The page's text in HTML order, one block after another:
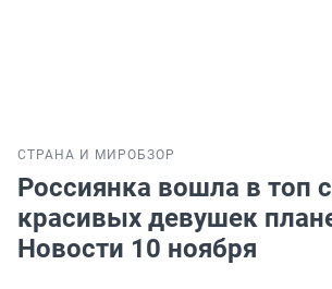
СТРАНА И МИРОБЗОР
Россиянка вошла в топ
красивых девушек
Новости 10 ноября